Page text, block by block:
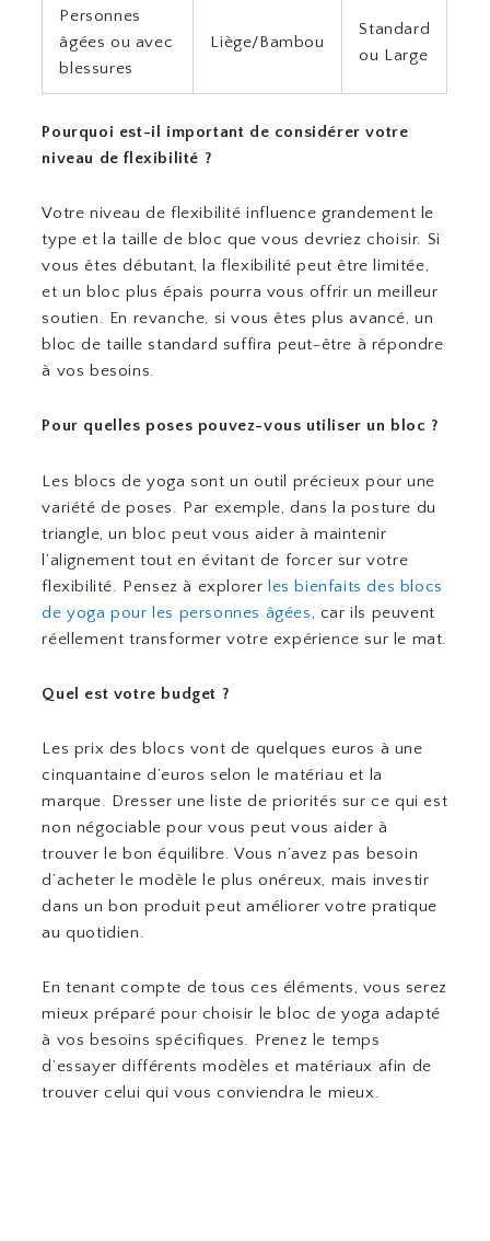
Personnes
âgées ou avec
blessures
Liège/Bambou
Standard
ou Large
Pourquoi est-il important de considérer votre
niveau de flexibilité ?
Votre niveau de flexibilité influence grandement le
type et la taille de bloc que vous devriez choisir. Si
vous êtes débutant, la flexibilité peut être limitée,
et un bloc plus épais pourra vous offrir un meilleur
soutien. En revanche, si vous êtes plus avancé, un
bloc de taille standard suffira peut-être à répondre
à vos besoins.
Pour quelles poses pouvez-vous utiliser un bloc ?
Les blocs de yoga sont un outil précieux pour une
variété de poses. Par exemple, dans la posture du
triangle, un bloc peut vous aider à maintenir
l’alignement tout en évitant de forcer sur votre
flexibilité. Pensez à explorer les bienfaits des blocs
de yoga pour les personnes âgées, car ils peuvent
réellement transformer votre expérience sur le mat.
Quel est votre budget ?
Les prix des blocs vont de quelques euros à une
cinquantaine d’euros selon le matériau et la
marque. Dresser une liste de priorités sur ce qui est
non négociable pour vous peut vous aider à
trouver le bon équilibre. Vous n’avez pas besoin
d’acheter le modèle le plus onéreux, mais investir
dans un bon produit peut améliorer votre pratique
au quotidien.
En tenant compte de tous ces éléments, vous serez
mieux préparé pour choisir le bloc de yoga adapté
à vos besoins spécifiques. Prenez le temps
d’essayer différents modèles et matériaux afin de
trouver celui qui vous conviendra le mieux.